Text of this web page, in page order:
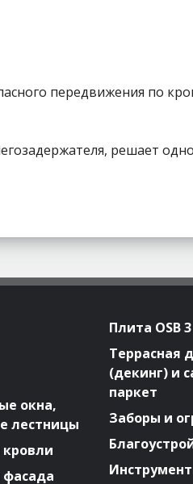
передвижения по
решает
окна,
лестницы
Плита OSB 3
Террасная
(декинг) и
паркет
Заборы и